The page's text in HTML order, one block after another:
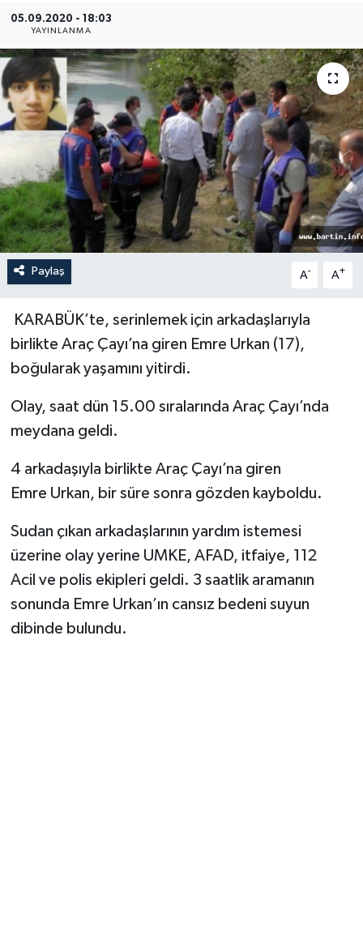
05.09.2020 - 18:03
YAYINLANMA
Paylaş A- A+
KARABÜK’te, serinlemek için arkadaşlarıyla
birlikte Araç Çayı’na giren Emre Urkan (17),
boğularak yaşamını yitirdi.
Olay, saat dün 15.00 sıralarında Araç Çayı’nda
meydana geldi.
4 arkadaşıyla birlikte Araç Çayı’na giren
Emre Urkan, bir süre sonra gözden kayboldu.
Sudan çıkan arkadaşlarının yardım istemesi
üzerine olay yerine UMKE, AFAD, itfaiye, 112
Acil ve polis ekipleri geldi. 3 saatlik aramanın
sonunda Emre Urkan’ın cansız bedeni suyun
dibinde bulundu.
Medya
Sağlık
Sinema
Sivil Toplum
Siyaset
Spor
Tarım
Turizm
Yaşam
Yerel Yönetimler
DÜNYA